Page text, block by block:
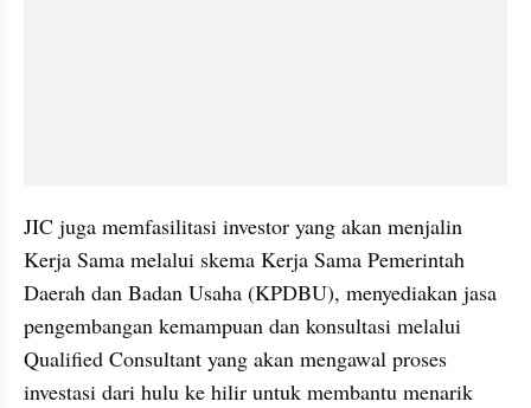
﻿JIC juga memfasilitasi investor yang akan menjalin
Kerja Sama melalui skema Kerja Sama Pemerintah
Daerah dan Badan Usaha (KPDBU), menyediakan jasa
pengembangan kemampuan dan konsultasi melalui
Qualified Consultant yang akan mengawal proses
investasi dari hulu ke hilir untuk membantu menarik